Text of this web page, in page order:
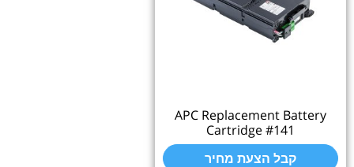
APC Replacement
Cartridge #141
קבל הצעת מחיר